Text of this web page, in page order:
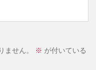
せん。
※ が付いている